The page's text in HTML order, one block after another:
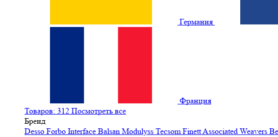
Германия
Франция
Товаров: 312 Посмотреть все
Бренд
Desso Forbo Interface Balsan Modulyss Tecsom FinettAssociated Weavers